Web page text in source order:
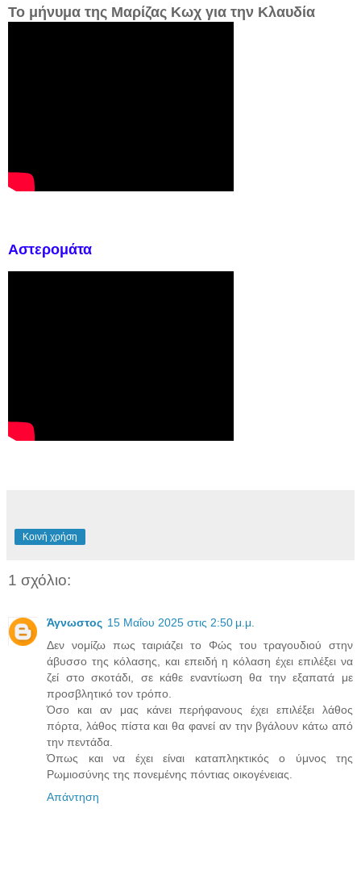
Το μήνυμα της Μαρίζας Κωχ για την Κλαυδία
Αστερομάτα
Κοινή χρήση
1 σχόλιο:
Άγνωστος 15 Μαΐου 2025 στις 2:50 μ.μ.
Δεν νομίζω πως ταιριάζει το Φώς του τραγουδιού στην
άβυσσο της κόλασης, και επειδή η κόλαση έχει επιλέξει να
ζεί στο σκοτάδι, σε κάθε εναντίωση θα την εξαπατά με
προσβλητικό τον τρόπο.
Όσο και αν μας κάνει περήφανους έχει επιλέξει λάθος
πόρτα, λάθος πίστα και θα φανεί αν την βγάλουν κάτω από
την πεντάδα.
Όπως και να έχει είναι καταπληκτικός ο ύμνος της
Ρωμιοσύνης της πονεμένης πόντιας οικογένειας.
Απάντηση